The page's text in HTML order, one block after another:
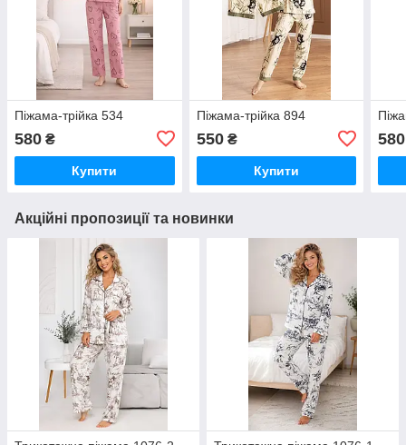
Піжама-трійка 534
580 ₴
Купити
Піжама-трійка 894
550₴
Купити
580
Акційні пропозиції та новинки